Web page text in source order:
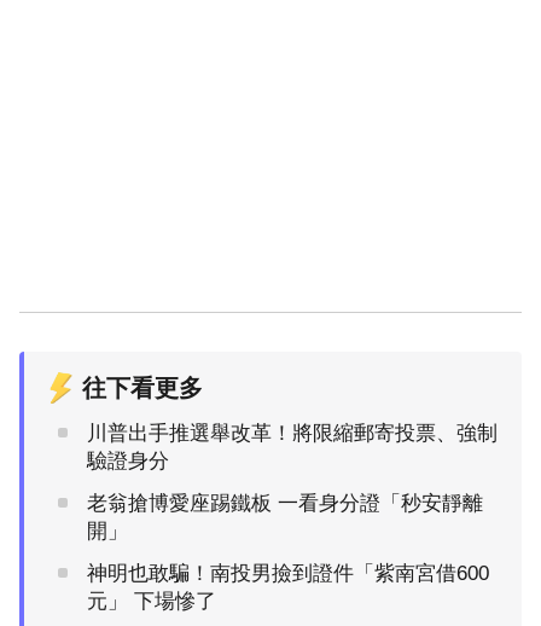
往下看更多
川普出手推選舉改革！將限縮郵寄投票、強制
驗證身分
老翁搶博愛座踢鐵板 一看身分證「秒安靜離
開」
神明也敢騙！南投男撿到證件「紫南宮借600
元」 下場慘了